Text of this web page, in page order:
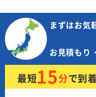
まずはお気
お見積もり
最短15分で到